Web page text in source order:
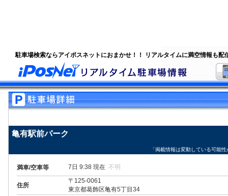
駐車場検索ならアイポスネットにおまかせ！！ リアルタイムに満空情報も配
亀有駅前パーク
「掲載情報は変動している可能
満車/空車等 7日 9:38 現在不明
住所
〒125-0061
東京都葛飾区亀有5丁目34